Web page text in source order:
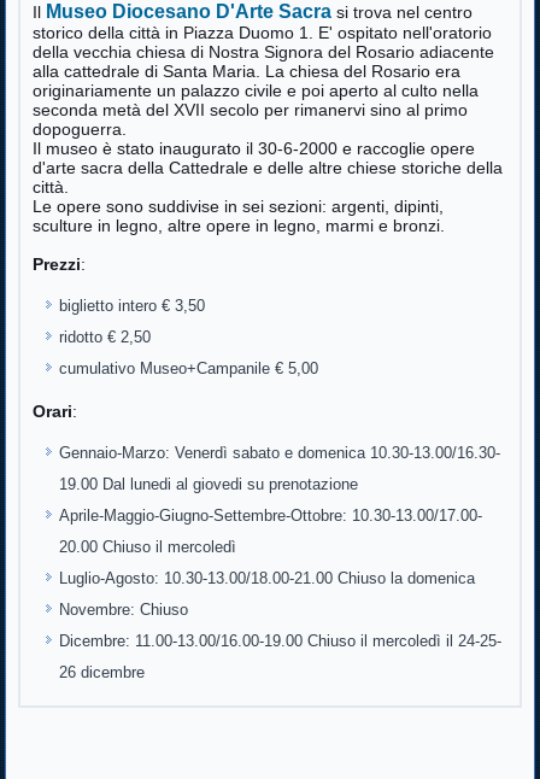
Il Museo Diocesano D'Arte Sacra si trova nel centro
storico della città in Piazza Duomo 1. E' ospitato nell'oratorio
della vecchia chiesa di Nostra Signora del Rosario adiacente
alla cattedrale di Santa Maria. La chiesa del Rosario era
originariamente un palazzo civile e poi aperto al culto nella
seconda metà del XVII secolo per rimanervi sino al primo
dopoguerra.
Il museo è stato inaugurato il 30-6-2000 e raccoglie opere
d'arte sacra della Cattedrale e delle altre chiese storiche della
città.
Le opere sono suddivise in sei sezioni: argenti, dipinti,
sculture in legno, altre opere in legno, marmi e bronzi.
Prezzi:
biglietto intero € 3,50
ridotto € 2,50
cumulativo Museo+Campanile € 5,00
Orari:
Gennaio-Marzo: Venerdì sabato e domenica 10.30-13.00/16.30-
19.00 Dal lunedi al giovedi su prenotazione
Aprile-Maggio-Giugno-Settembre-Ottobre: 10.30-13.00/17.00-
20.00 Chiuso il mercoledì
Luglio-Agosto: 10.30-13.00/18.00-21.00 Chiuso la domenica
Novembre: Chiuso
Dicembre: 11.00-13.00/16.00-19.00 Chiuso il mercoledì il 24-25-
26 dicembre